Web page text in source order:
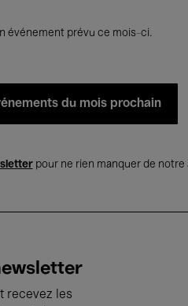
événement prévu ce mois-ci.
du mois prochain
pour ne rien manquer de notre
recevez les